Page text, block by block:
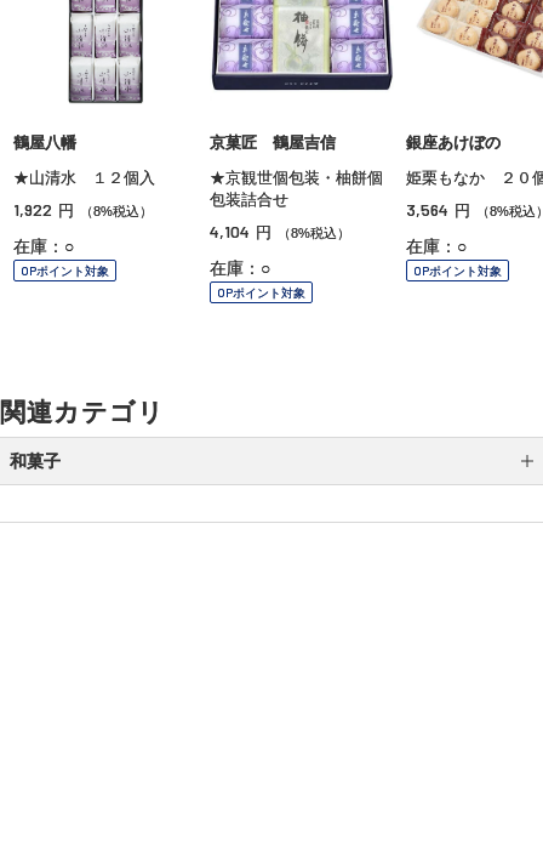
鶴屋八幡
★山清水 １２個入
1,922 円 （8%税込）
在庫：○
OPポイント対象
京菓匠 鶴屋吉信
★京観世個包装・柚餅個
包装詰合せ
4,104 円 （8%税込）
在庫：○
OPポイント対象
銀座あけぼの
姫栗もなか ２０
3,564 円 （8%税込
在庫：○
OPポイント対象
関連カテゴリ
和菓子